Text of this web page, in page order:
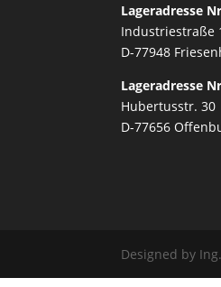
Lageradresse
Industriestraße
D-77948
Lageradresse
Hubertusstr. 30
D-77656
Designed by